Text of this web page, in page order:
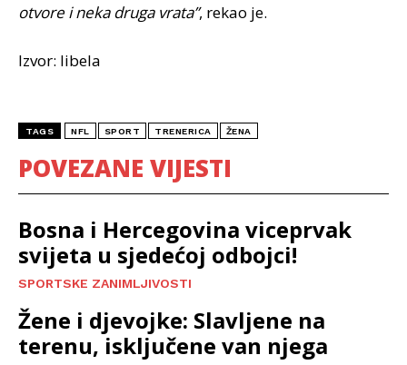
otvore i neka druga vrata”, rekao je.
Izvor: libela
TAGS NFL SPORT TRENERICA ŽENA
POVEZANE VIJESTI
Bosna i Hercegovina viceprvak
svijeta u sjedećoj odbojci!
SPORTSKE ZANIMLJIVOSTI
Žene i djevojke: Slavljene na
terenu, isključene van njega